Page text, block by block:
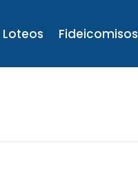
Loteos Fideicomisos